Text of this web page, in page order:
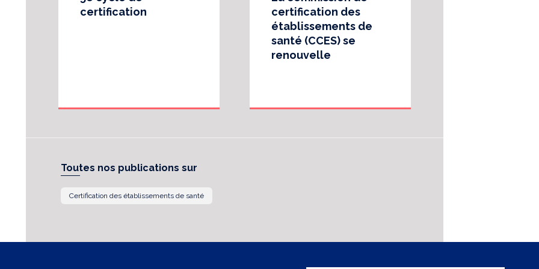
certification
certification des
établissements de
santé (CCES) se
renouvelle
Toutes nos publications sur
Certification des établissements de santé